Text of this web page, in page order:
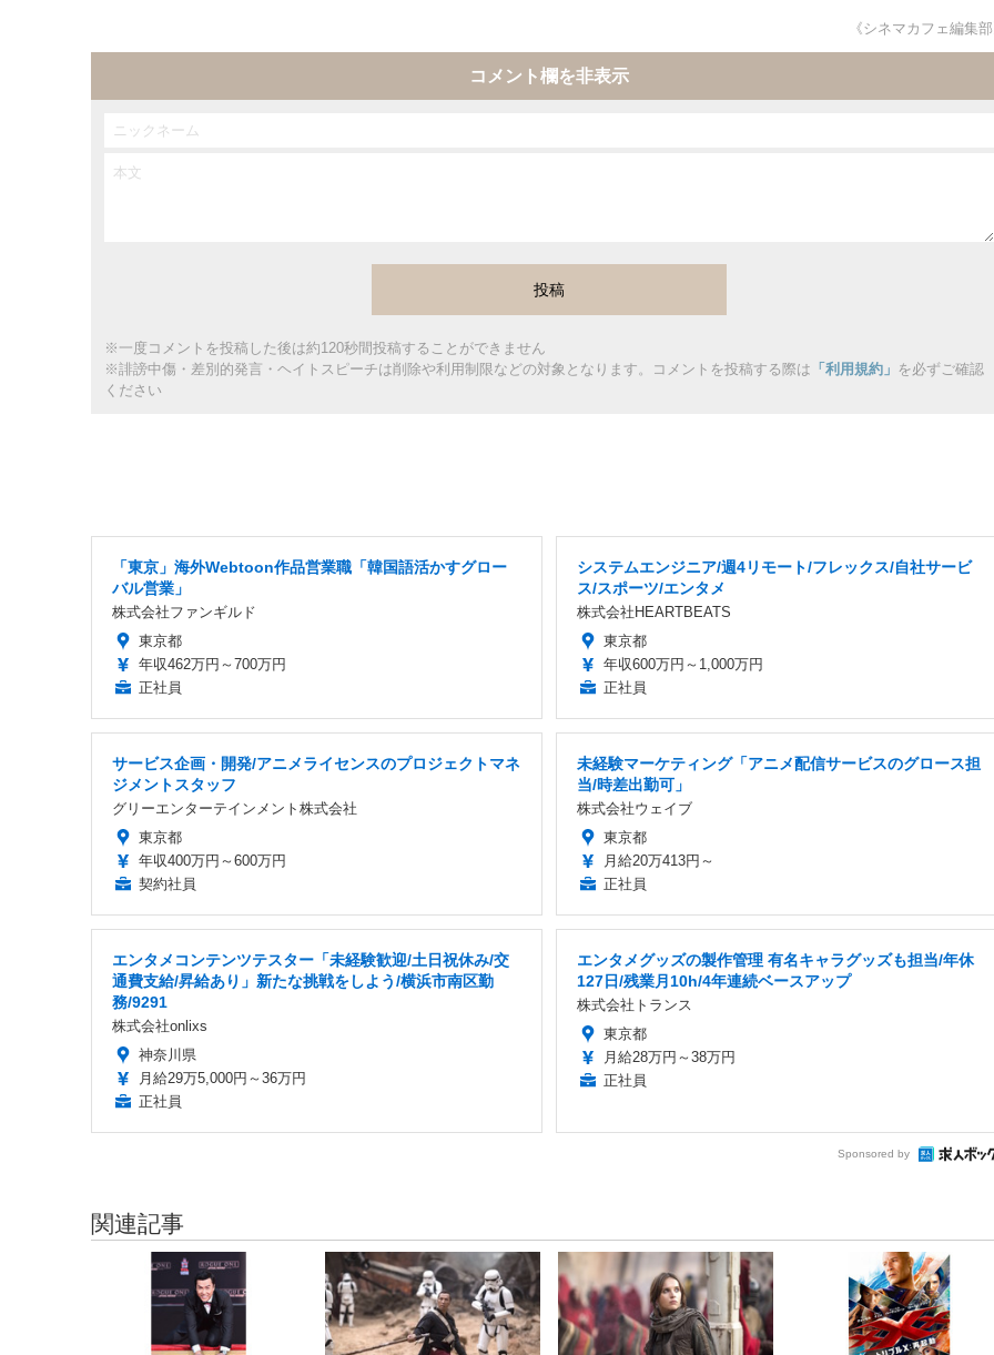
《シネマカフェ編集
コメント欄を非表示
※一度コメントを投稿した後は約120秒間投稿することができません
※誹謗中傷・差別的発言・ヘイトスピーチは削除や利用制限などの対象となります。コメントを投稿する際は 「利用規約」 を必ずご確認
ください
「東京」海外Webtoon作品営業職「韓国語活かすグロー
バル営業」
株式会社ファンギルド
東京都
年収462万円～700万円
正社員
システムエンジニア/週4リモート/フレックス/自社サービ
ス/スポーツ/エンタメ
株式会社HEARTBEATS
東京都
年収600万円～1,000万円
正社員
サービス企画・開発/アニメライセンスのプロジェクトマネ
ジメントスタッフ
グリーエンターテインメント株式会社
東京都
年収400万円～600万円
契約社員
未経験マーケティング「アニメ配信サービスのグロース担
当/時差出勤可」
株式会社ウェイブ
東京都
月給20万413円～
正社員
エンタメコンテンツテスター「未経験歓迎/土日祝休み/交
通費支給/昇給あり」新たな挑戦をしよう/横浜市南区勤
務/9291
株式会社onlixs
神奈川県
月給29万5,000円～36万円
正社員
エンタメグッズの製作管理 有名キャラグッズも担当/年休
127日/残業月10h/4年連続ベースアップ
株式会社トランス
東京都
月給28万円～38万円
正社員
Sponsored by
関連記事